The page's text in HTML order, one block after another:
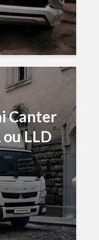
Canter
LLD